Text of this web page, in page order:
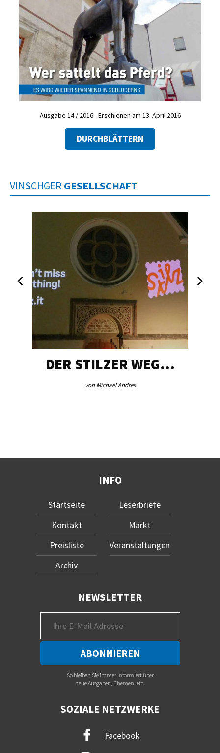
Ausgabe 14 / 2016 - Erschienen am 13. April 2016
DURCHBLÄTTERN
VINSCHGER GESELLSCHAFT
DER STILZER WEG…
von Michael Andres
INFO
Startseite
Kontakt
Preisliste
Archiv
Leserbriefe
Markt
Veranstaltungen
NEWSLETTER
So bleiben Sie immer informiert über
neue Ausgaben, Themen, etc.
SOZIALE NETZWERKE
Facebook